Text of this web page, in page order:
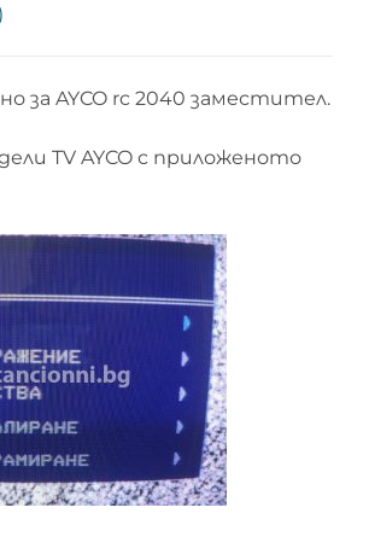
за AYCO rc 2040 заместител.
TV AYCO с приложеното